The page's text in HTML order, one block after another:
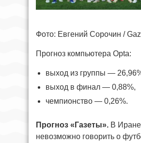
Фото: Евгений Сорочин /
Прогноз компьютера Opta:
выход из группы —
выход в финал — 0,88%,
чемпионство — 0,26%.
Прогноз «Газеты». В
невозможно говорить о